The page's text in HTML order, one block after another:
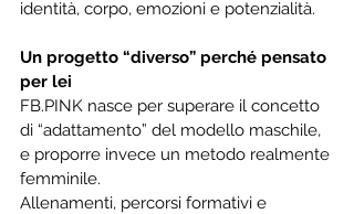
identità, corpo, emozioni e potenzialità.
Un progetto “diverso” perché pensato
per lei
FB.PINK nasce per superare il concetto
di “adattamento” del modello maschile,
e proporre invece un metodo realmente
femminile.
Allenamenti, percorsi formativi e